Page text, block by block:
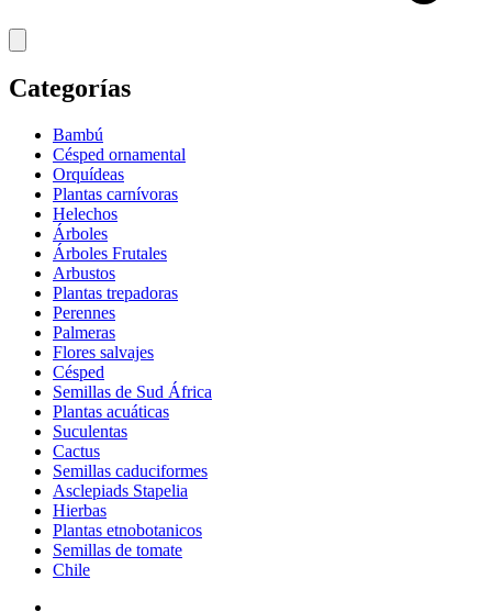
Categorías
Bambú
Césped ornamental
Orquídeas
Plantas carnívoras
Helechos
Árboles
Árboles Frutales
Arbustos
Plantas trepadoras
Perennes
Palmeras
Flores salvajes
Césped
Semillas de Sud África
Plantas acuáticas
Suculentas
Cactus
Semillas caduciformes
Asclepiads Stapelia
Hierbas
Plantas etnobotanicos
Semillas de tomate
Chile